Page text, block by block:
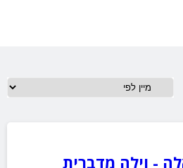
- וילה מדברית